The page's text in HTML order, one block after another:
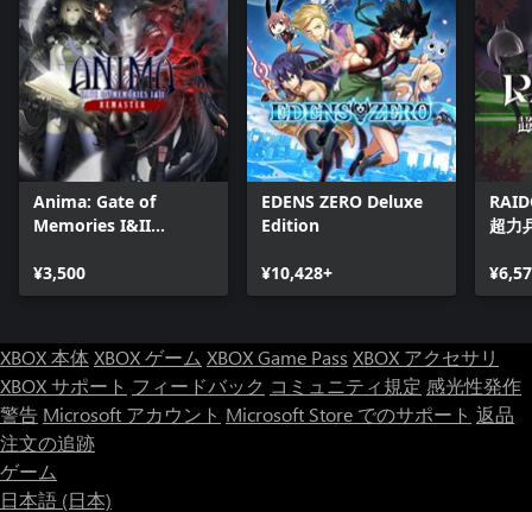
Anima: Gate of
Memories I&II
¥3,500
EDENS ZERO Deluxe
Edition
¥10,428+
超力
XBOX 本体XBOX ゲーム XBOX Game Pass XBOX アクセサリ
XBOX サポート フィードバック コミュニティ規定 感光性発作
警告 Microsoft アカウント Microsoft Store でのサポート 返品
注文の追跡
ゲーム
日本語 (日本)